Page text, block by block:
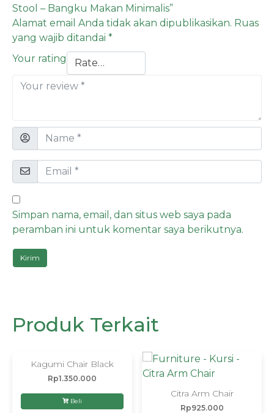
Stool – Bangku Makan Minimalis”
Alamat email Anda tidak akan dipublikasikan. Ruas
yang wajib ditandai *
Your rating
Simpan nama, email, dan situs web saya pada
peramban ini untuk komentar saya berikutnya.
Produk Terkait
Kagumi Chair Black
Rp1.350.000
Beli
Citra Arm Chair
Rp925.000